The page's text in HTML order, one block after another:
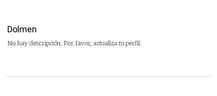
Dolmen
No hay descripción. Por favor, actualiza tu perfil.